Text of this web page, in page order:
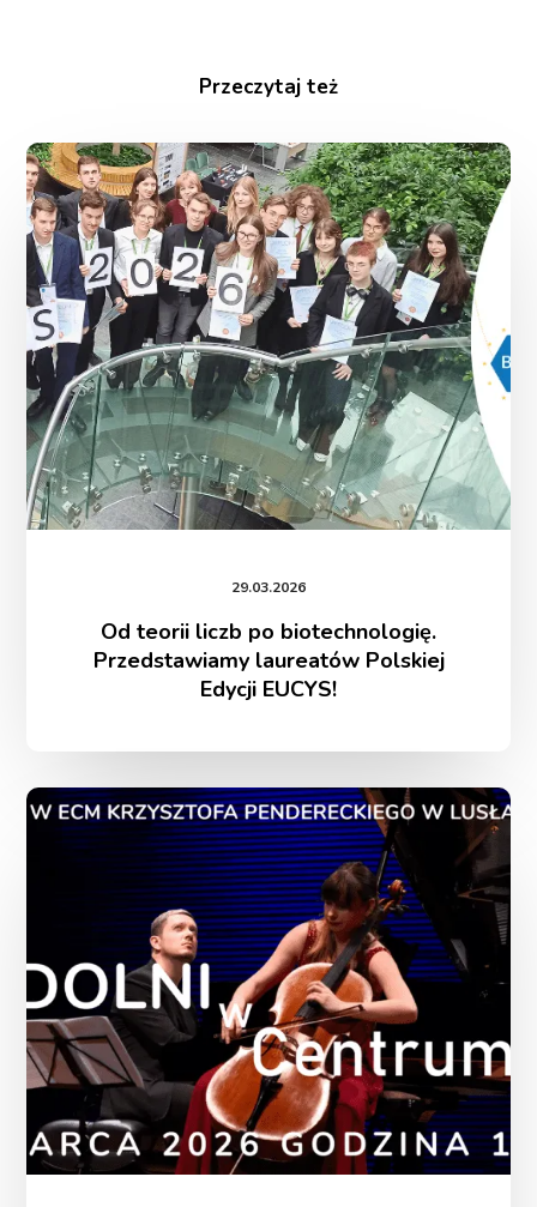
Przeczytaj też
Od
teorii
liczb
po
biotechnologię.
Przedstawiamy
laureatów
Polskiej
Edycji
EUCYS!
29.03.2026
Od teorii liczb po biotechnologię.
Przedstawiamy laureatów Polskiej
Edycji EUCYS!
ZDOLNI
w
Centrum
–
koncert
absolwentów
Funduszu
ZDOLNI